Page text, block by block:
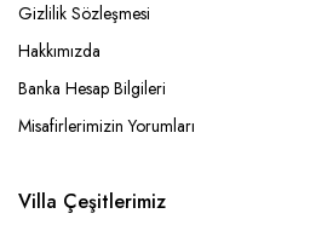
Gizlilik Sözleşmesi
Hakkımızda
Banka Hesap Bilgileri
Misafirlerimizin Yorumları
Villa Çeşitlerimiz